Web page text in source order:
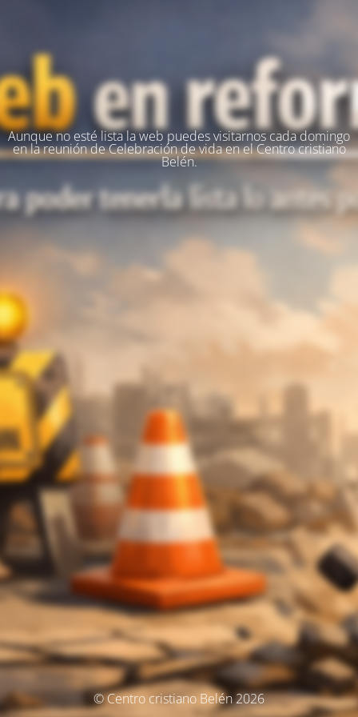
Aunque no esté lista la web puedes visitarnos cada domingo
en la reunión de Celebración de vida en el Centro cristiano
Belén.
© Centro cristiano Belén 2026